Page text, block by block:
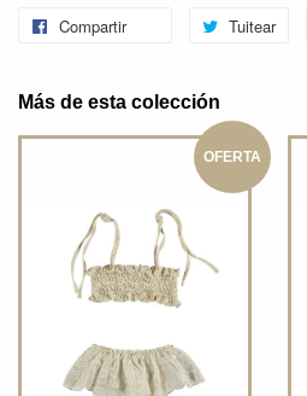
Compartir Tuitear
Más de esta colección
OFERTA